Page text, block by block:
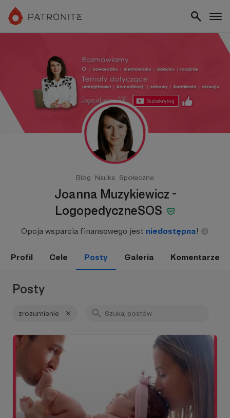
Blog Nauka Społeczne
Joanna Muzykiewicz -
LogopedyczneSOS
Opcja wsparcia finansowego jest niedostępna!
Profil Cele Posty Galeria Komentarze
Posty
zrozumienie